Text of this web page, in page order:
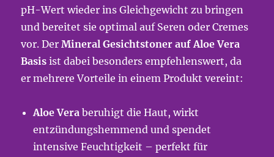
pH-Wert wieder ins Gleichgewicht zu bringen
und bereitet sie optimal auf Seren oder Cremes
vor. DerMineral Gesichtstoner auf Aloe Vera
Basis ist dabei besonders empfehlenswert, da
er mehrere Vorteile in einem Produkt vereint:
Aloe Vera beruhigt die Haut, wirkt
entzündungshemmend und spendet
intensive Feuchtigkeit – perfekt für